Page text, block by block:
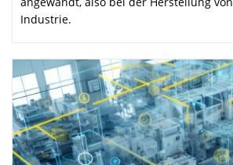
Industrie.